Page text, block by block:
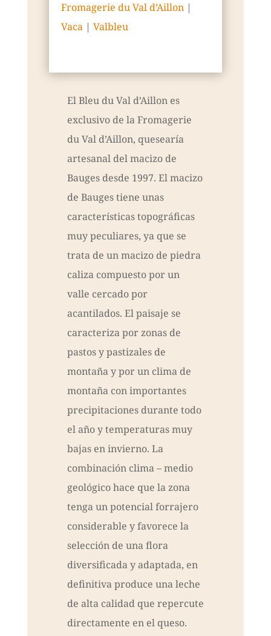
Fromagerie du Val d’Aillon|
Vaca| Valbleu
El Bleu du Val d’Aillon es
exclusivo de la Fromagerie
du Val d’Aillon, quesearía
artesanal del macizo de
Bauges desde 1997. El macizo
de Bauges tiene unas
características topográficas
muy peculiares, ya que se
trata de un macizo de piedra
caliza compuesto por un
valle cercado por
acantilados. El paisaje se
caracteriza por zonas de
pastos y pastizales de
montaña y por un clima de
montaña con importantes
precipitaciones durante todo
el año y temperaturas muy
bajas en invierno. La
combinación clima – medio
geológico hace que la zona
tenga un potencial forrajero
considerable y favorece la
selección de una flora
diversificada y adaptada, en
definitiva produce una leche
de alta calidad que repercute
directamente en el queso.